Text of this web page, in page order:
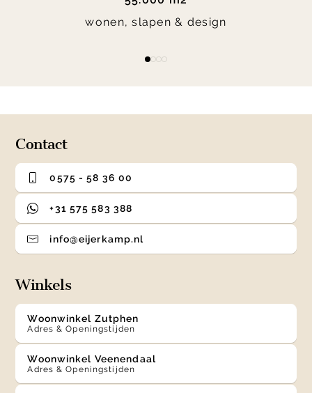
wonen, slapen & design
Contact
0575 - 58 36 00
+31 575 583 388
info@eijerkamp.nl
Winkels
Woonwinkel Zutphen
Adres & Openingstijden
Woonwinkel Veenendaal
Adres & Openingstijden